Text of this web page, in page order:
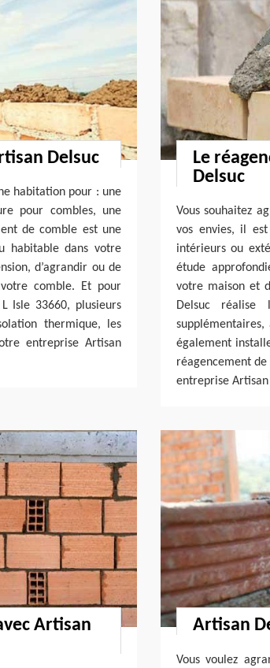
Delsuc
habitation pour : une
pour combles, une
de comble est une
habitable dans votre
d’agrandir ou de
comble. Et pour
Isle 33660, plusieurs
thermique, les
entreprise Artisan
Le
Delsuc
Vous souhaitez
vos envies, il
intérieurs ou
étude
votre maison et
Delsuc réalise
également
réagencement
entreprise Artisan
Artisan
Artisan
Vous voulez